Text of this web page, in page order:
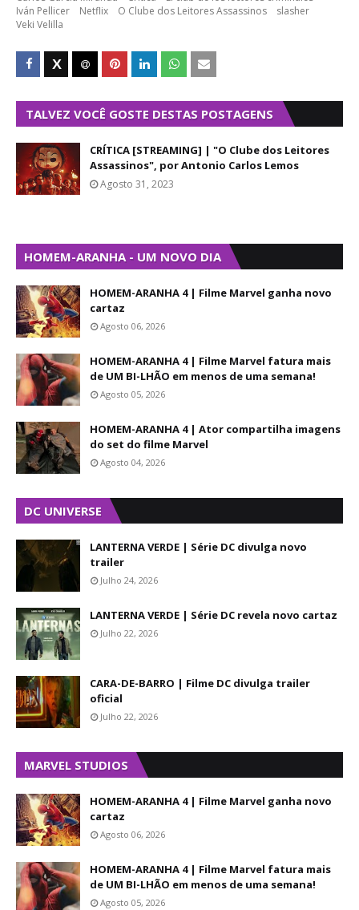
Iván Pellicer
Netflix O Clube dos Leitores Assassinos
slasher
Veki Velilla
TALVEZ VOCÊ GOSTE DESTAS POSTAGENS
CRÍTICA [STREAMING] | "O Clube dos Leitores
Assassinos", por Antonio Carlos Lemos
Agosto 31, 2023
HOMEM-ARANHA - UM NOVO DIA
HOMEM-ARANHA 4 | Filme Marvel ganha novo
cartaz
Agosto 06, 2026
HOMEM-ARANHA 4 | Filme Marvel fatura mais
de UM BI-LHÃO em menos de uma semana!
Agosto 05, 2026
HOMEM-ARANHA 4 | Ator compartilha imagens
do set do filme Marvel
Agosto 04, 2026
DC UNIVERSE
LANTERNA VERDE | Série DC divulga novo
trailer
Julho 24, 2026
LANTERNA VERDE | Série DC revela novo cartaz
Julho 22, 2026
CARA-DE-BARRO | Filme DC divulga trailer
oficial
Julho 22, 2026
MARVEL STUDIOS
HOMEM-ARANHA 4 | Filme Marvel ganha novo
cartaz
Agosto 06, 2026
HOMEM-ARANHA 4 | Filme Marvel fatura mais
de UM BI-LHÃO em menos de uma semana!
Agosto 05, 2026